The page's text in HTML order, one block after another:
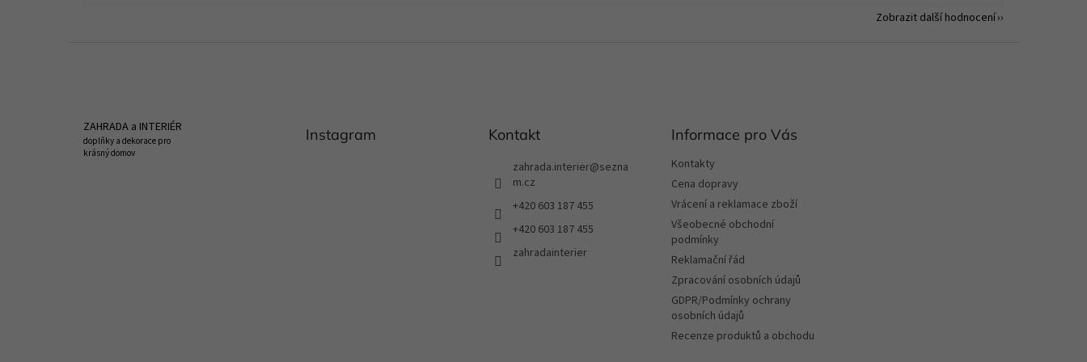
Zobrazit další hodnocení
ZAHRADA a INTERIÉR
doplňky a dekorace pro
krásný domov
Instagram Kontakt
zahrada.interier@sezna
m.cz
+420 603 187 455
+420 603 187 455
zahradainterier
Informace pro Vás
Kontakty
Cena dopravy
Vrácení a reklamace zboží
Všeobecné obchodní
podmínky
Reklamační řád
Zpracování osobních údajů
GDPR/Podmínky ochrany
osobních údajů
Recenze produktů a obchodu